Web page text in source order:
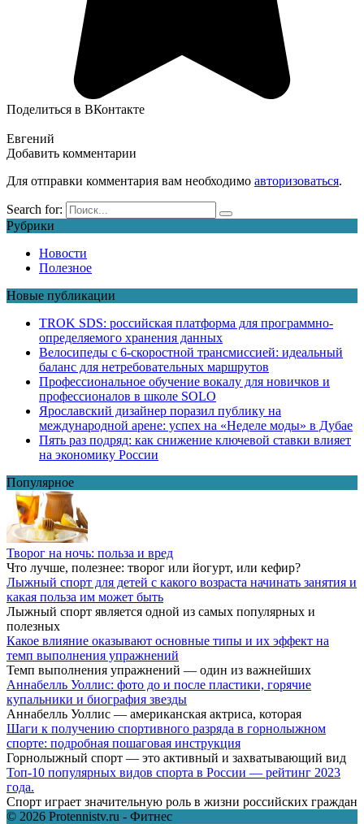
Поделиться в ВКонтакте
Евгений
Добавить комментарии
Для отправки комментария вам необходимо авторизоваться.
Search for:
Рубрики
Новости
Полезное
Новые публикации
TROK SDS: российская платформа для программно-
определяемого хранения данных
Велосипеды с 6-скоростной трансмиссией: идеальный
баланс для нетребовательных маршрутов
Профессиональное обучение вокалу для новичков и
профессионалов в школе SOLO
Ярославский дизайнер поразил публику на
международной арене: успех на «Неделе моды» в Дубае
Пять раз подряд: как снижение ключевой ставки влияет
на экономику России
Популярное
Творог на ночь: польза и вред
Что лучше, полезнее: творог или йогурт, или кефир?
Лыжный спорт для детей с какого возраста начинать занятия и
какая польза им может быть
Лыжный спорт является одной из самых популярных и
полезных
Какое влияние оказывают основные типы и их эффект на
темп выполнения упражнений
Темп выполнения упражнений — один из важнейших
Аннабелль Уоллис: фото до и после пластики, горячие
купальники и биография звезды
Аннабелль Уоллис — американская актриса, которая
Шаги к получению спортивного разряда в горнолыжном
спорте: подробная пошаговая инструкция
Горнолыжный спорт — это активный и захватывающий вид
Топ-10 популярных видов спорта в России — рейтинг 2023
года.
Спорт играет значительную роль в жизни российских граждан
© 2026 Protennistv.ru - Фитнес